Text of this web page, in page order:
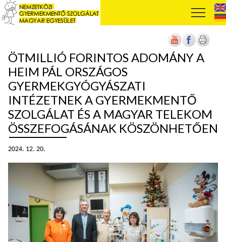
ÖTMILLIÓ FORINTOS ADOMÁNY A
HEIM PÁL ORSZÁGOS
GYERMEKGYÓGYÁSZATI
INTÉZETNEK A GYERMEKMENTŐ
SZOLGÁLAT ÉS A MAGYAR TELEKOM
ÖSSZEFOGÁSÁNAK KÖSZÖNHETŐEN
2024. 12. 20.